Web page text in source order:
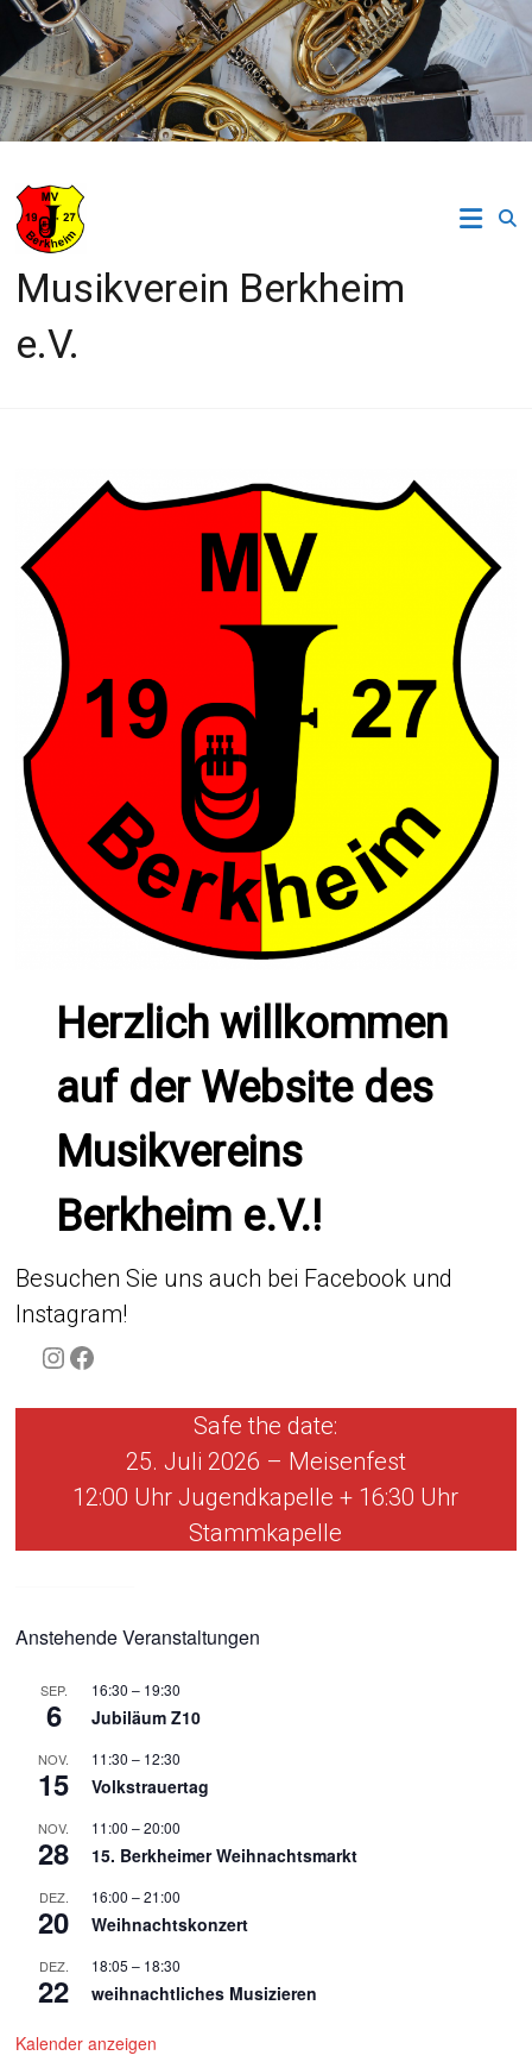
Zum
Inhalt
springen
Musikverein Berkheim
e.V.
Herzlich willkommen
auf der Website des
Musikvereins
Berkheim e.V.!
Besuchen Sie uns auch bei Facebook und
Instagram!
Instagram
Facebook
Safe the date:
25. Juli 2026 – Meisenfest
12:00 Uhr Jugendkapelle + 16:30 Uhr
Stammkapelle
Anstehende Veranstaltungen
SEP.
6
16:30 – 19:30
Jubiläum Z10
NOV.
15
11:30 – 12:30
Volkstrauertag
NOV.
28
11:00 –20:00
15. Berkheimer Weihnachtsmarkt
DEZ.
20
16:00 –21:00
Weihnachtskonzert
DEZ.
22
18:05 – 18:30
weihnachtliches Musizieren
Kalender anzeigen